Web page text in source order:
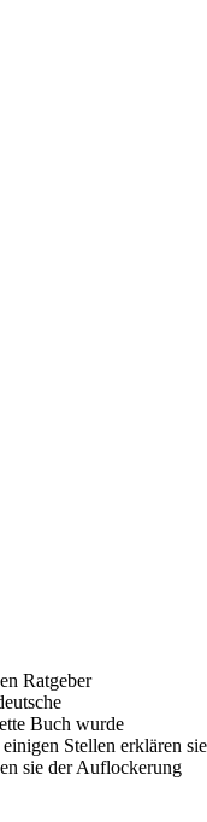
Ratgeber
Buch wurde
Stellen erklären sie
sie der Auflockerung